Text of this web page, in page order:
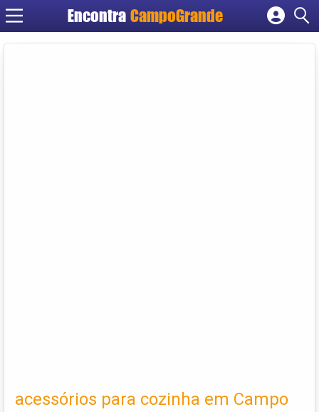
Encontra CampoGrande
Cadastrar empresa
acessórios para cozinha em Campo